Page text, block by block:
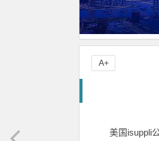
美国isuppli
A+